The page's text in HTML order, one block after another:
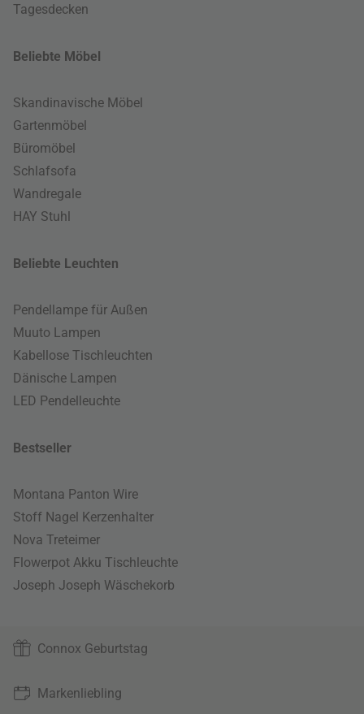
Tagesdecken
Beliebte Möbel
Skandinavische Möbel
Gartenmöbel
Büromöbel
Schlafsofa
Wandregale
HAY Stuhl
Beliebte Leuchten
Pendellampe für Außen
Muuto Lampen
Kabellose Tischleuchten
Dänische Lampen
LED Pendelleuchte
Bestseller
Montana Panton Wire
Stoff Nagel Kerzenhalter
Nova Treteimer
Flowerpot Akku Tischleuchte
Joseph Joseph Wäschekorb
Connox Geburtstag
Markenliebling